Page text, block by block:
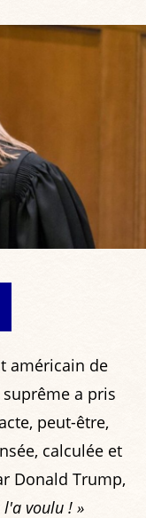
américain de
a pris
peut-être,
calculée et
Donald Trump,
l'a voulu ! »